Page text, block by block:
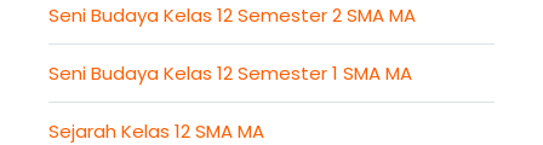
Seni Budaya Kelas 12 Semester 2 SMA MA
Seni Budaya Kelas 12 Semester 1 SMA MA
Sejarah Kelas 12 SMA MA